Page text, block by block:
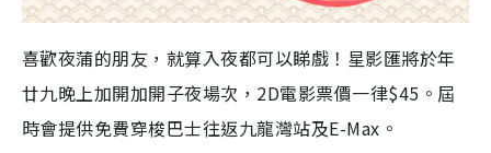
喜歡夜蒲的朋友，就算入夜都可以睇戲！星影匯將於年
廿九晚上加開加開子夜場次，2D電影票價一律$45。屆
時會提供免費穿梭巴士往返九龍灣站及E-Max。